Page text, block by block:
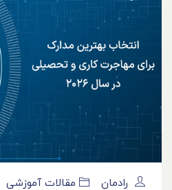
رادمان مقالات آموزشی